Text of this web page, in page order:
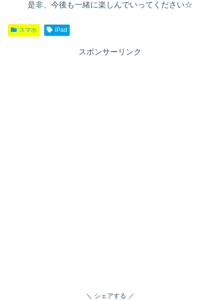
是非、今後も一緒に楽しんでいってください☆
スマホ iPad
スポンサーリンク
シェアする